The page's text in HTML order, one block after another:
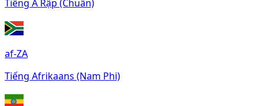
Tiếng Ả Rập (Chuẩn)
af-ZA
Tiếng Afrikaans (Nam Phi)